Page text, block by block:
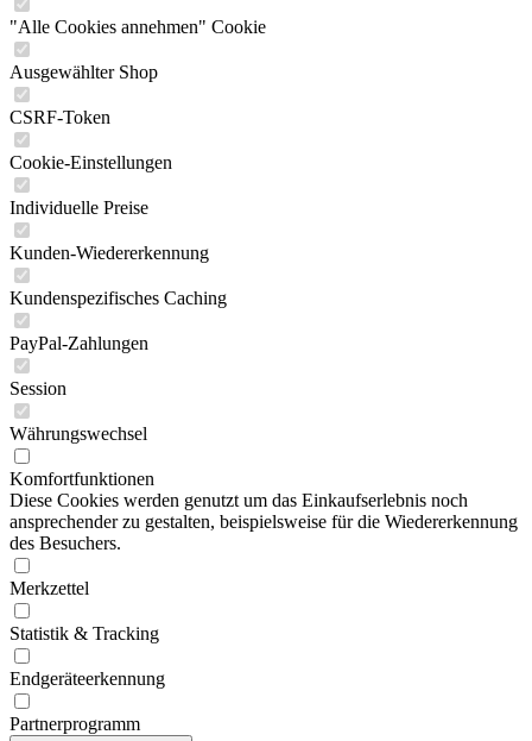
"Alle Cookies annehmen" Cookie
Ausgewählter Shop
CSRF-Token
Cookie-Einstellungen
Individuelle Preise
Kunden-Wiedererkennung
Kundenspezifisches Caching
PayPal-Zahlungen
Session
Währungswechsel
Komfortfunktionen
Diese Cookies werden genutzt um das Einkaufserlebnis noch
ansprechender zu gestalten, beispielsweise für die Wiedererkennung
des Besuchers.
Merkzettel
Statistik & Tracking
Endgeräteerkennung
Partnerprogramm